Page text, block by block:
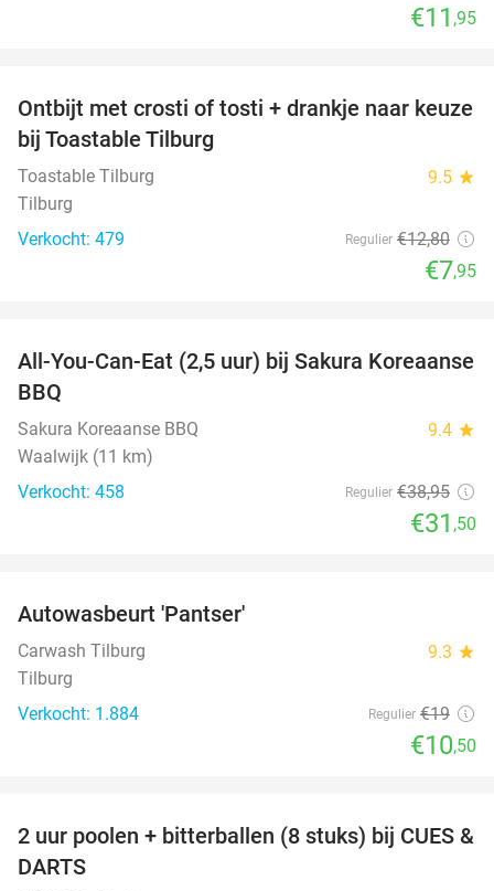
€11 ,95
38%
Ontbijt met crosti of tosti + drankje naar keuze
bij Toastable Tilburg
Toastable Tilburg 9.5 star
Tilburg
Verkocht: 479
Regulier €12,80
€7,95
19%
All-You-Can-Eat (2,5 uur) bij Sakura Koreaanse
BBQ
Sakura Koreaanse BBQ 9.4 star
Waalwijk (11 km)
Verkocht: 458
Regulier €38,95
€31 ,50
Autowasbeurt 'Pantser'
Carwash Tilburg 9.3 star
Tilburg
Verkocht: 1.884
Regulier €19
€10,50
50%
2 uur poolen + bitterballen (8 stuks) bij CUES &
DARTS